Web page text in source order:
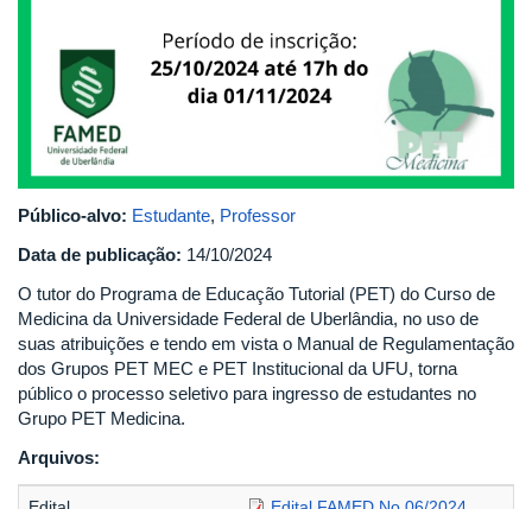
Público-alvo: Estudante, Professor
Data de publicação: 14/10/2024
O tutor do Programa de Educação Tutorial (PET) do Curso de
Medicina da Universidade Federal de Uberlândia, no uso de
suas atribuições e tendo em vista o Manual de Regulamentação
dos Grupos PET MEC e PET Institucional da UFU, torna
público o processo seletivo para ingresso de estudantes no
Grupo PET Medicina.
Arquivos: